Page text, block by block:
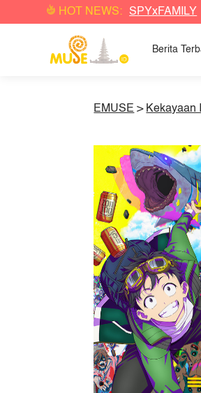
HOT NEWS: SPYxFAMILY
Berita
EMUSE > Kekayaan